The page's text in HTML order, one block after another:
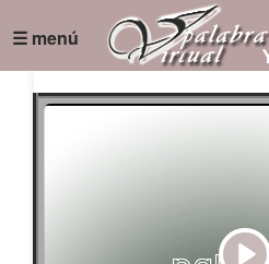
☰ menú